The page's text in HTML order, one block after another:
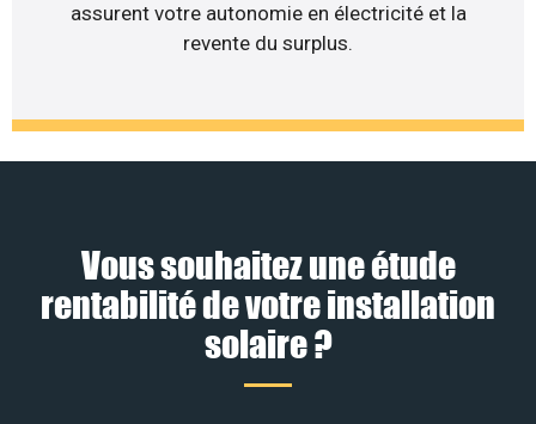
assurent votre autonomie en électricité et la
revente du surplus.
Vous souhaitez une étude
rentabilité de votre installation
solaire ?